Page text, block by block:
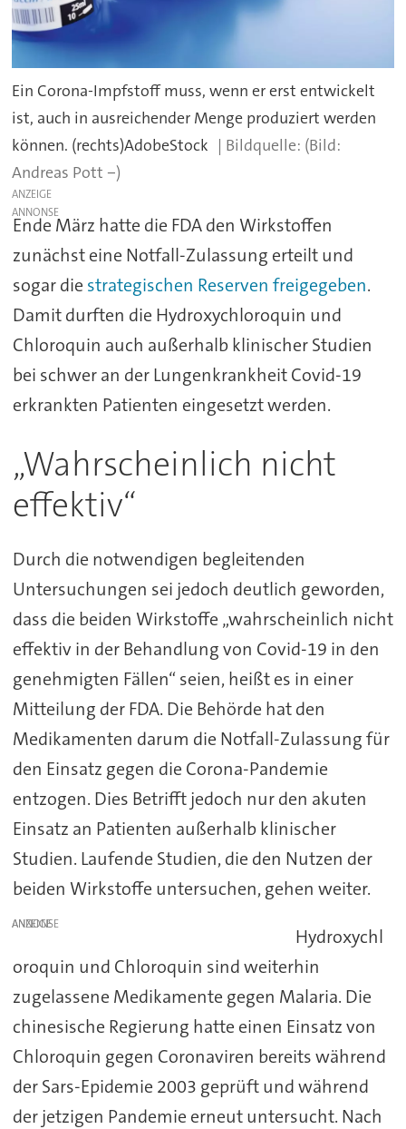
Ein Corona-Impfstoff muss, wenn er erst entwickelt
ist, auch in ausreichender Menge produziert werden
können. (rechts)AdobeStock
(Bild:
Andreas Pott ‒)
ANZEIGE
Ende März hatte die FDA den Wirkstoffen
zunächst eine Notfall-Zulassung erteilt und
sogar die strategischen Reserven freigegeben.
Damit durften die Hydroxychloroquin und
Chloroquin auch außerhalb klinischer Studien
bei schwer an der Lungenkrankheit Covid-19
erkrankten Patienten eingesetzt werden.
„Wahrscheinlich nicht
effektiv“
Durch die notwendigen begleitenden
Untersuchungen sei jedoch deutlich geworden,
dass die beiden Wirkstoffe „wahrscheinlich nicht
effektiv in der Behandlung von Covid-19 in den
genehmigten Fällen“ seien, heißt es in einer
Mitteilung der FDA. Die Behörde hat den
Medikamenten darum die Notfall-Zulassung für
den Einsatz gegen die Corona-Pandemie
entzogen. Dies Betrifft jedoch nur den akuten
Einsatz an Patienten außerhalb klinischer
Studien. Laufende Studien, die den Nutzen der
beiden Wirkstoffe untersuchen, gehen weiter.
ANZEIGE
Hydroxychl
oroquin und Chloroquin sind weiterhin
zugelassene Medikamente gegen Malaria. Die
chinesische Regierung hatte einen Einsatz von
Chloroquin gegen Coronaviren bereits während
der Sars-Epidemie 2003 geprüft und während
der jetzigen Pandemie erneut untersucht. Nach